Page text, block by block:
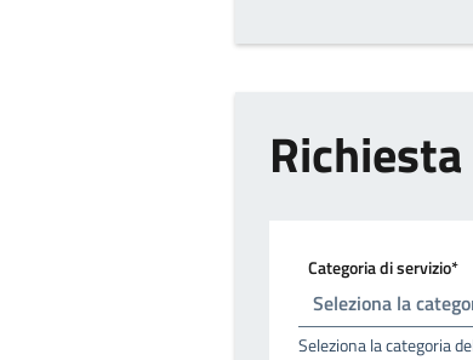
Richiesta
Categoria di servizio*
Seleziona la categoria